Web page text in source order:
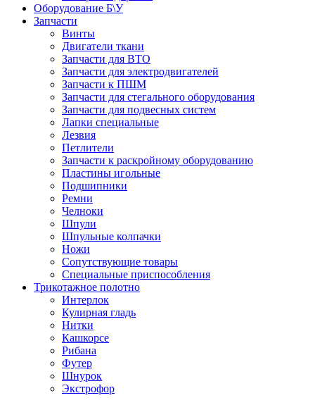
Оборудование Б\У
Запчасти
Винты
Двигатели ткани
Запчасти для ВТО
Запчасти для электродвигателей
Запчасти к ПШМ
Запчасти для стегального оборудования
Запчасти для подвесных систем
Лапки специальные
Лезвия
Петлители
Запчасти к раскройному оборудованию
Пластины игольные
Подшипники
Ремни
Челноки
Шпули
Шпульные колпачки
Ножи
Сопутствующие товары
Специальные приспособления
Трикотажное полотно
Интерлок
Кулирная гладь
Нитки
Кашкорсе
Рибана
Футер
Шнурок
Экстрофор